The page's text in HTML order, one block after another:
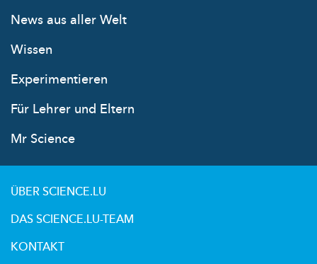
News aus aller Welt
Wissen
Experimentieren
Für Lehrer und Eltern
Mr Science
ÜBER SCIENCE.LU
DAS SCIENCE.LU-TEAM
KONTAKT